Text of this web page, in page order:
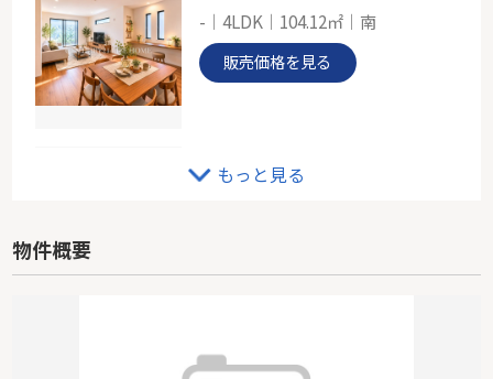
-｜4LDK｜104.12㎡｜南
販売価格を見る
-｜-｜91.61㎡｜-
もっと見る
物件概要